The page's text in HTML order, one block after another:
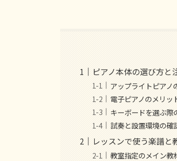
ピアノ本体の選び方と
アップライトピアノ
電子ピアノのメリッ
キーボードを選ぶ際
試奏と設置環境の確
レッスンで使う楽譜と
教室指定のメイン教